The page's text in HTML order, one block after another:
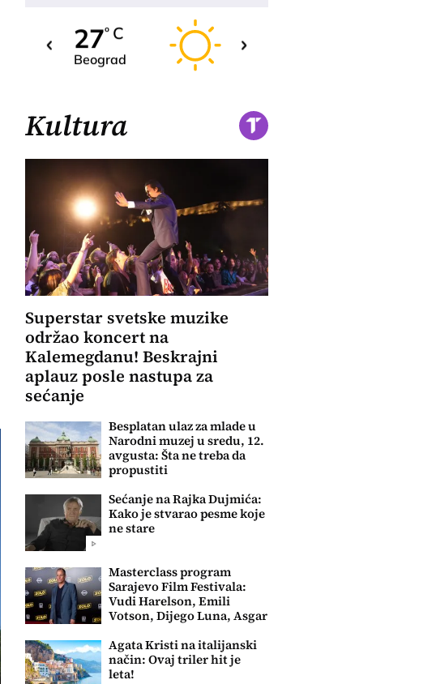
27o C
Beograd
Kultura
Superstar svetske muzike
održao koncert na
Kalemegdanu! Beskrajni
aplauz posle nastupa za
sećanje
Besplatan ulaz za mlade u
Narodni muzej u sredu, 12.
avgusta: Šta ne treba da
propustiti
Sećanje na Rajka Dujmića:
Kako je stvarao pesme koje
ne stare
Masterclass program
Sarajevo Film Festivala:
Vudi Harelson, Emili
Votson, Dijego Luna, Asgar
Agata Kristi na italijanski
način: Ovaj triler hit je
leta!